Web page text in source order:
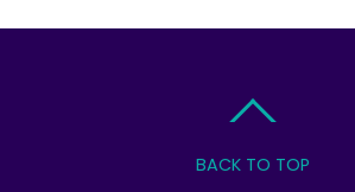
BACK TO TOP